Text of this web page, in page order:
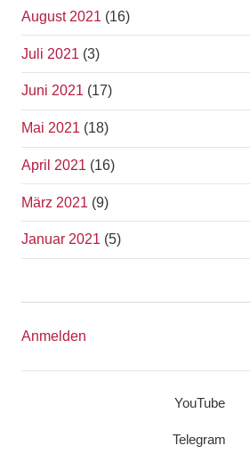
August 2021 (16)
Juli 2021 (3)
Juni 2021 (17)
Mai 2021 (18)
April 2021 (16)
März 2021 (9)
Januar 2021 (5)
Anmelden
YouTube
Telegram